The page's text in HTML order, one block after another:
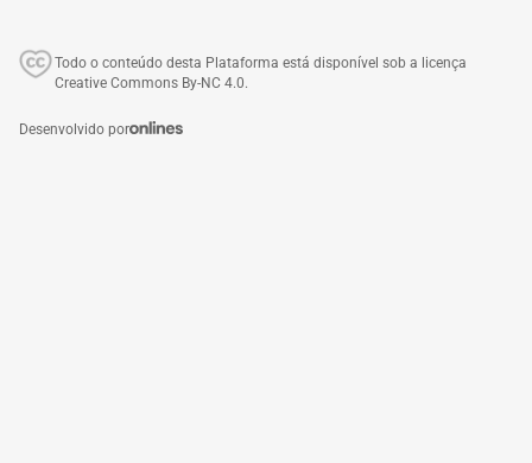
Todo o conteúdo desta Plataforma está disponível sob a licença
Creative Commons By-NC 4.0.
Desenvolvido por